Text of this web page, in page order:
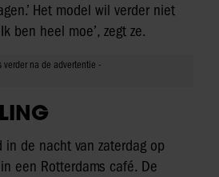
Het model wil verder niet
ben heel moe’, zegt ze.
in de nacht van zaterdag op
een Rotterdams café. De